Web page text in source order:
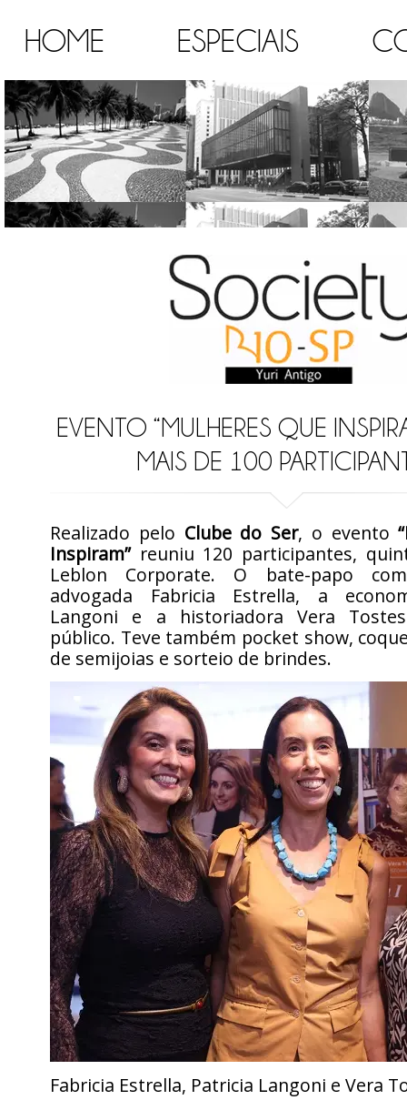
HOME ESPECIAIS
EVENTO “MULHERES QUE
MAIS DE 100
Realizado pelo Clube do Ser, o evento
Inspiram”reuniu 120 participantes,
Leblon Corporate. O bate-papo
advogada Fabricia Estrella, a
Langoni e a historiadora Vera
público. Teve também pocket show,
de semijoias e sorteio de brindes.
Fabricia Estrella, Patricia Langoni e Vera